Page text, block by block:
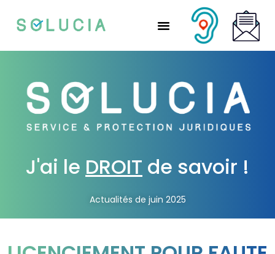
J'ai le DROIT de savoir !
Actualités de juin 2025